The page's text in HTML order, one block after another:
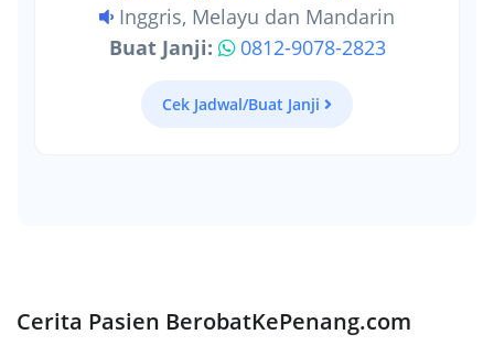
Inggris, Melayu dan Mandarin
Buat Janji:
0812-9078-2823
Cek Jadwal/Buat Janji
Cerita Pasien BerobatKePenang.com